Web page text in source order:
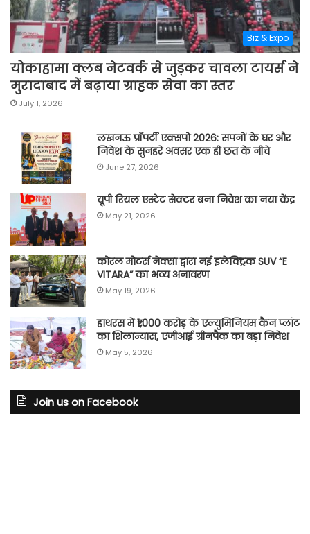
Biz & Expo
योकाहामा क्लब नेटवर्क से जुड़कर चावला टायर्स ने
मुरादाबाद में बढ़ाया ग्राहक सेवा का स्तर
July 1, 2026
लखनऊ प्रॉपर्टी एक्सपो 2026: सपनों के घर और
निवेश के सुनहरे अवसर एक ही छत के नीचे
June 27, 2026
यूपी रियल एस्टेट सेक्टर बना निवेश का नया केंद्र
May 21, 2026
कोरल मोटर्स नेक्सा द्वारा नई इलेक्ट्रिक SUV “E
VITARA” का भव्य अनावरण
May 19, 2026
हाथरस में ₹1,000 करोड़ के एल्युमिनियम कैन प्लांट
का शिलान्यास, एजीआई ग्रीनपैक का बड़ा निवेश
May 5, 2026
Join us on Facebook